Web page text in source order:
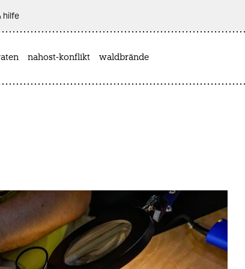
hilfe
nahost-konflikt waldbrände